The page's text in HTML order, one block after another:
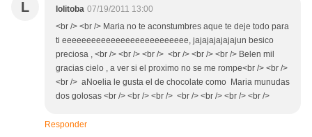
L lolitoba 07/19/2011 13:00
<br /> <br /> Maria no te aconstumbres aque te deje todo para
ti eeeeeeeeeeeeeeeeeeeeeeeeee, jajajajajajajun besico
preciosa , <br /> <br /> <br /> <br /> <br /> <br /> Belen mil
gracias cielo , a ver si el proximo no se me rompe<br /> <br />
<br /> aNoelia le gusta el de chocolate como Maria munudas
dos golosas <br /> <br /> <br /> <br /> <br /> <br /> <br />
Responder